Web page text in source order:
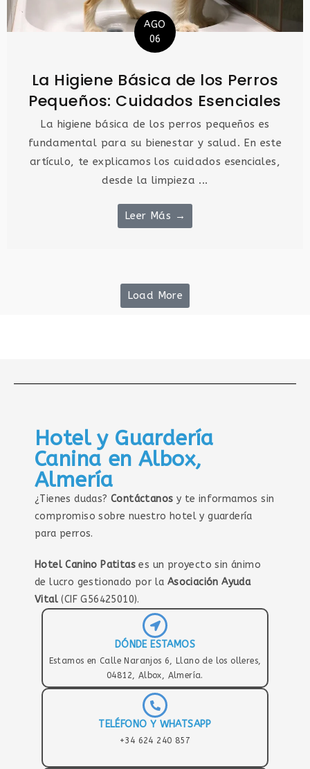
AGO
06
La Higiene Básica de los Perros
Pequeños: Cuidados Esenciales
La higiene básica de los perros pequeños es
fundamental para su bienestar y salud. En este
artículo, te explicamos los cuidados esenciales,
desde la limpieza ...
Leer Más →
Load More
Hotel y Guardería
Canina en Albox,
Almería
¿Tienes dudas? Contáctanos y te informamos sin
compromiso sobre nuestro hotel y guardería
para perros.
Hotel Canino Patitas es un proyecto sin ánimo
de lucro gestionado por la Asociación Ayuda
Vital (CIF G56425010).
DÓNDE ESTAMOS
Estamos en Calle Naranjos 6, Llano de los olleres,
04812, Albox, Almería.
TELÉFONO Y WHATSAPP
+34 624 240 857